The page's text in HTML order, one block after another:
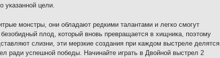
указанной цели.
монстры, они обладают редкими талантами и легко смогут
плод, который вновь превращается в хищника, поэтому
слизни, эти мерзкие создания при каждом выстреле делятся
ради успешной победы. Начинайте играть в Двойной выстрел 2